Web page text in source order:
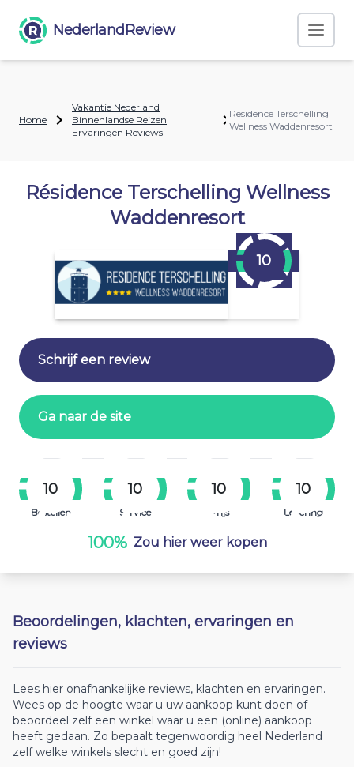
NederlandReview
Home
Vakantie Nederland
Binnenlandse Reizen
Ervaringen Reviews
Residence Terschelling
Wellness Waddenresort
Résidence Terschelling Wellness
Waddenresort
10
Schrijf een review
Ga naar de site
10
Bestellen
10
Service
10
Prijs
10
Levering
100% Zou hier weer kopen
Beoordelingen, klachten, ervaringen en
reviews
Lees hier onafhankelijke reviews, klachten en ervaringen.
Wees op de hoogte waar u uw aankoop kunt doen of
beoordeel zelf een winkel waar u een (online) aankoop
heeft gedaan. Zo bepaalt tegenwoordig heel Nederland
zelf welke winkels slecht en goed zijn!